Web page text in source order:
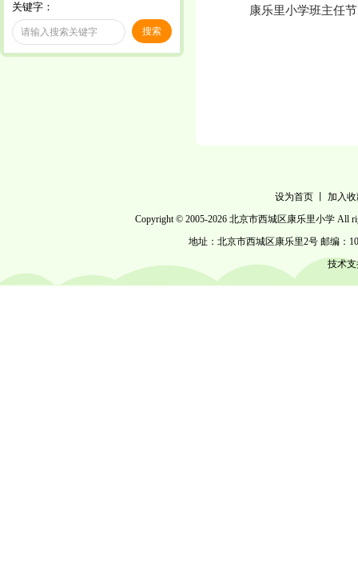
关键字： 康乐里小学班主任节
设为首页
加入
Copyright © 2005-2026 北京市西城区康乐里小学 All
地址：北京市西城区康乐里2号 邮编：
技术